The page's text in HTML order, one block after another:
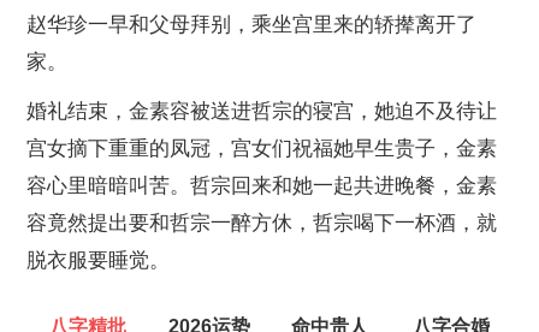
赵华珍一早和父母拜别，乘坐宫里来的轿撵离开了
家。
婚礼结束，金素容被送进哲宗的寝宫，她迫不及待让
宫女摘下重重的凤冠，宫女们祝福她早生贵子，金素
容心里暗暗叫苦。哲宗回来和她一起共进晚餐，金素
容竟然提出要和哲宗一醉方休，哲宗喝下一杯酒，就
脱衣服要睡觉。
八字精批 2026运势 命中贵人 八字合婚